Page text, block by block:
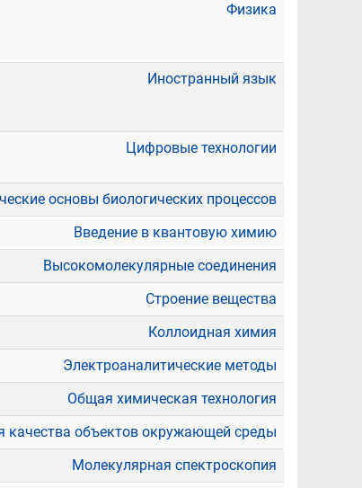
Физика
Иностранный язык
Цифровые технологии
основы биологических процессов
Введение в квантовую химию
Высокомолекулярные соединения
Строение вещества
Коллоидная химия
Электроаналитические методы
Общая химическая технология
качества объектов окружающей среды
Молекулярная спектроскопия